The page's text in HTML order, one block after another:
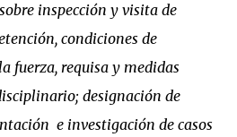
inspección y visita de
condiciones de
fuerza, requisa y medidas
designación de
e investigación de casos